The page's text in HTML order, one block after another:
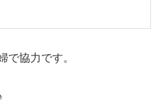
で協力です。